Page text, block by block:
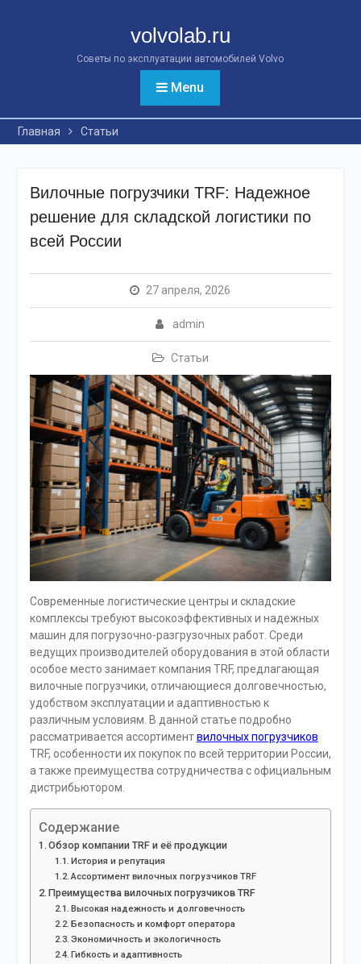
volvolab.ru
Советы по эксплуатации автомобилей Volvo
Menu
Главная Статьи
Вилочные погрузчики TRF: Надежное
решение для складской логистики по
всей России
27 апреля, 2026
admin
Статьи
Современные логистические центры и складские
комплексы требуют высокоэффективных и надежных
машин для погрузочно-разгрузочных работ. Среди
ведущих производителей оборудования в этой области
особое место занимает компания TRF, предлагающая
вилочные погрузчики, отличающиеся долговечностью,
удобством эксплуатации и адаптивностью к
различным условиям. В данной статье подробно
рассматривается ассортиментвилочных погрузчиков
TRF, особенности их покупок по всей территории России,
а также преимущества сотрудничества с официальным
дистрибьютором.
Содержание
Обзор компании TRF и её продукции
История и репутация
Ассортимент вилочных погрузчиков TRF
Преимущества вилочных погрузчиков TRF
Высокая надежность и долговечность
Безопасность и комфорт оператора
Экономичность и экологичность
Гибкость и адаптивность